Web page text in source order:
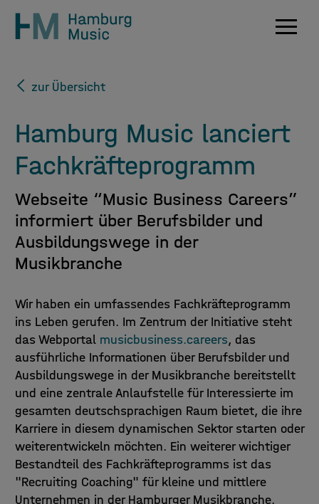
zur Übersicht
Hamburg Music lanciert
Fachkräfteprogramm
Webseite “Music Business Careers”
informiert über Berufsbilder und
Ausbildungswege in der
Musikbranche
Wir haben ein umfassendes Fachkräfteprogramm
ins Leben gerufen. Im Zentrum der Initiative steht
das Webportal musicbusiness.careers, das
ausführliche Informationen über Berufsbilder und
Ausbildungswege in der Musikbranche bereitstellt
und eine zentrale Anlaufstelle für Interessierte im
gesamten deutschsprachigen Raum bietet, die ihre
Karriere in diesem dynamischen Sektor starten oder
weiterentwickeln möchten. Ein weiterer wichtiger
Bestandteil des Fachkräfteprogramms ist das
"Recruiting Coaching" für kleine und mittlere
Unternehmen in der Hamburger Musikbranche.